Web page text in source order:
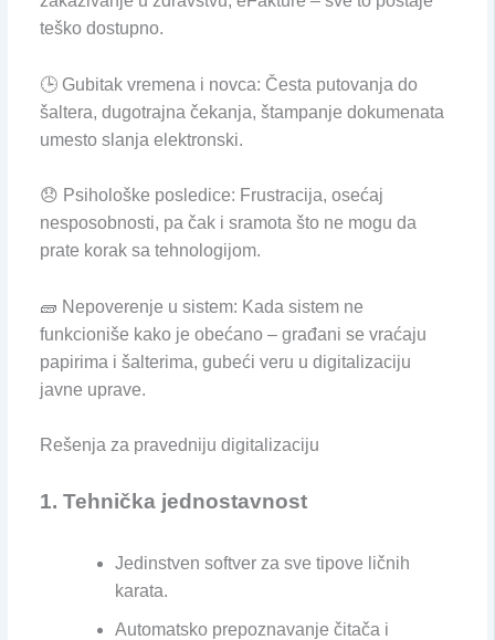
teško dostupno.
🕒 Gubitak vremena i novca: Česta putovanja do
šaltera, dugotrajna čekanja, štampanje dokumenata
umesto slanja elektronski.
😞 Psihološke posledice: Frustracija, osećaj
nesposobnosti, pa čak i sramota što ne mogu da
prate korak sa tehnologijom.
🧱 Nepoverenje u sistem: Kada sistem ne
funkcioniše kako je obećano – građani se vraćaju
papirima i šalterima, gubeći veru u digitalizaciju
javne uprave.
Rešenja za pravedniju digitalizaciju
1. Tehnička jednostavnost
Jedinstven softver za sve tipove ličnih
karata.
Automatsko prepoznavanje čitača i